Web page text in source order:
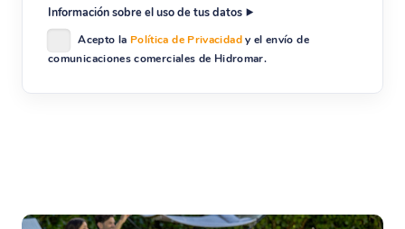
Información sobre el uso de tus datos
Acepto la Política de Privacidady el envío de
comunicaciones comerciales de Hidromar.